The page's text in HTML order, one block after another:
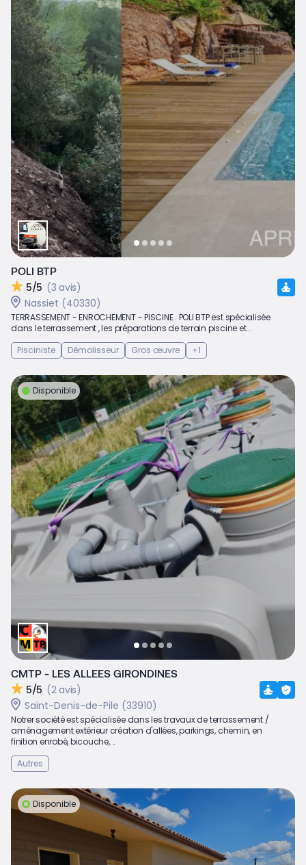
POLI BTP
5/5 (3 avis)
Nassiet (40330)
TERRASSEMENT - ENROCHEMENT - PISCINE . POLI BTP est spécialisée
dans le terrassement , les préparations de terrain piscine et...
Pisciniste
Démolisseur Gros œuvre +1
Disponible
CMTP - LES ALLEES GIRONDINES
5/5 (2 avis)
Saint-Denis-de-Pile (33910)
Notrer société est spécialisée dans les travaux de terrassement /
aménagement extérieur création d'allées, parkings, chemin, en
finition enrobé, bicouche,...
Autres
Disponible